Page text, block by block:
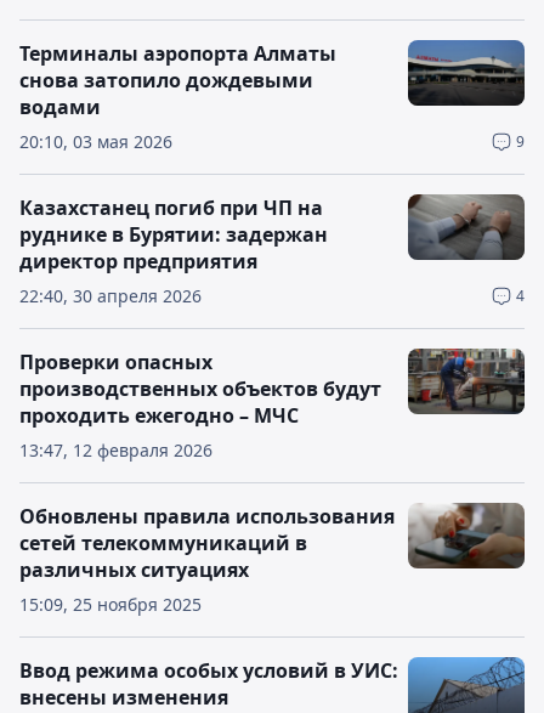
20:10, 03 мая 2026 9
Терминалы аэропорта Алматы
снова затопило дождевыми
водами
22:40, 30 апреля 2026 4
Казахстанец погиб при ЧП на
руднике в Бурятии: задержан
директор предприятия
13:47, 12 февраля 2026
Проверки опасных
производственных объектов будут
проходить ежегодно – МЧС
15:09, 25 ноября 2025
Обновлены правила использования
сетей телекоммуникаций в
различных ситуациях
Ввод режима особых условий в УИС:
внесены изменения